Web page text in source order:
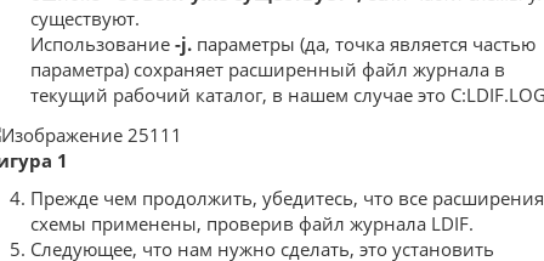
существуют.
Использование -j. параметры (да, точка является частью
параметра) сохраняет расширенный файл журнала в
текущий рабочий каталог, в нашем случае это
1
Прежде чем продолжить, убедитесь, что все расширения
схемы применены, проверив файл журнала LDIF.
Следующее, что нам нужно сделать, это установить